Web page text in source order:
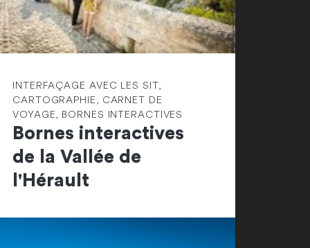
INTERFAÇAGE AVEC LES SIT,
CARTOGRAPHIE, CARNET DE
VOYAGE, BORNES INTERACTIVES
Bornes interactives
de la Vallée de
l'Hérault